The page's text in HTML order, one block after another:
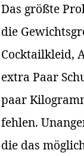
Das größte
die
Cocktailkleid,
extra Paar
paar
fehlen.
die das